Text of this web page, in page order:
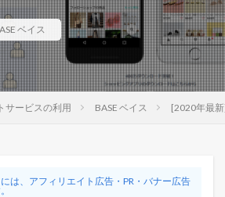
ベイス
サービスの利用 BASE ベイス [2020年最
は、アフィリエイト広告・PR・バナー広告